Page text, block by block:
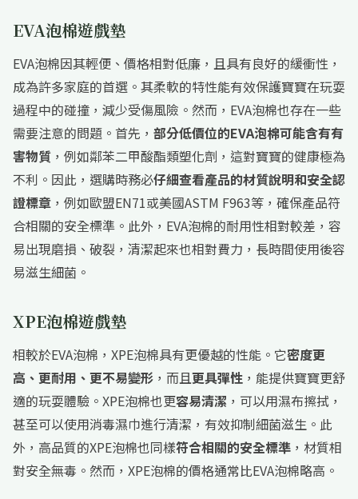
EVA泡棉遊戲墊
EVA泡棉因其輕便、價格相對低廉，且具有良好的緩衝性，
成為許多家庭的首選。其柔軟的特性能有效保護寶寶在玩耍
過程中的碰撞，減少受傷風險。然而，EVA泡棉也存在一些
需要注意的問題。首先， 部分低價位的EVA泡棉可能含有有
害物質 ，例如鄰苯二甲酸酯類塑化劑，這對寶寶的健康極為
不利。因此，選購時務必仔細查看產品的材質說明和安全認
證標章 ，例如歐盟EN71或美國ASTM F963等，確保產品符
合相關的安全標準。此外，EVA泡棉的耐用性相對較差，容
易出現磨損、破裂，清潔起來也相對費力，長時間使用後容
易滋生細菌。
XPE泡棉遊戲墊
相較於EVA泡棉，XPE泡棉具有更優越的性能。它密度更
高、更耐用、更不易變形 ，而且更具彈性 ，能提供寶寶更舒
適的玩耍體驗。XPE泡棉也更容易清潔 ，可以用濕布擦拭，
甚至可以使用消毒濕巾進行清潔，有效抑制細菌滋生。此
外，高品質的XPE泡棉也同樣符合相關的安全標準 ，材質相
對安全無毒。然而，XPE泡棉的價格通常比EVA泡棉略高。